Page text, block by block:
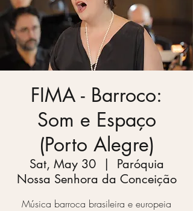
FIMA - Barroco:
Som e Espaço
(Porto Alegre)
Sat, May 30
  |
Paróquia
Nossa Senhora da Conceição
Música barroca brasileira e europeia